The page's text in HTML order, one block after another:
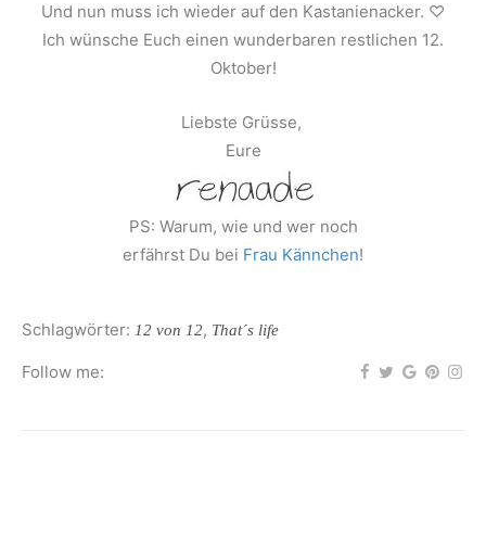
Und nun muss ich wieder auf den Kastanienacker. ♡
Ich wünsche Euch einen wunderbaren restlichen 12.
Oktober!
Liebste Grüsse,
Eure
PS: Warum, wie und wer noch
erfährst Du bei Frau Kännchen!
Schlagwörter: 12 von 12, That´s life
Follow me: